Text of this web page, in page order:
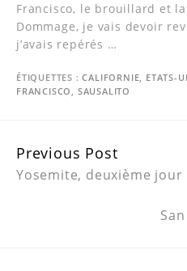
Francisco, le brouillard et
Dommage, je vais devoir
j’avais repérés …
ÉTIQUETTES :CALIFORNIE, ETATS-
FRANCISCO , SAUSALITO
Continue
Reading
Previous Post
Yosemite, deuxième jour